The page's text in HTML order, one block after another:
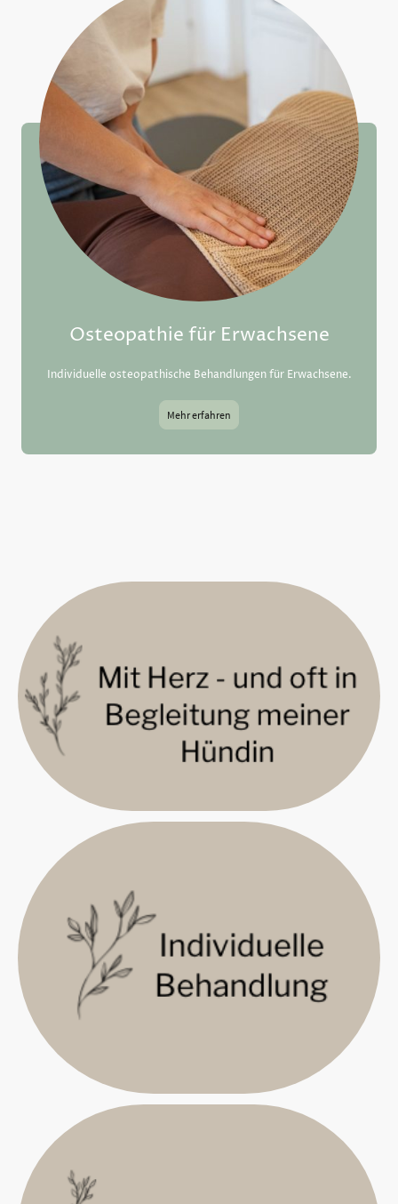
Osteopathie für Erwachsene
Individuelle osteopathische Behandlungen für Erwachsene.
Mehr erfahren